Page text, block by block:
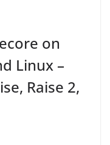
on
Linux –
Raise 2,